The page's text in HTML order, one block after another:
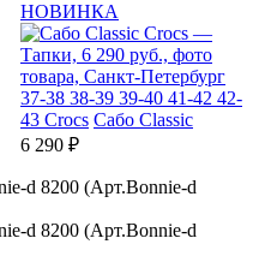
НОВИНКА
37-38 38-39 39-40 41-42 42-
43 Crocs Сабо Classic
6 290 ₽